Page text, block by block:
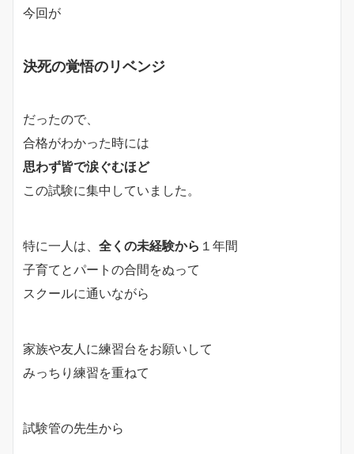
今回が
決死の覚悟のリベンジ
だったので、
合格がわかった時には
思わず皆で涙ぐむほど
この試験に集中していました。
特に一人は、 全くの未経験から １年間
子育てとパートの合間をぬって
スクールに通いながら
家族や友人に練習台をお願いして
みっちり練習を重ねて
試験管の先生から